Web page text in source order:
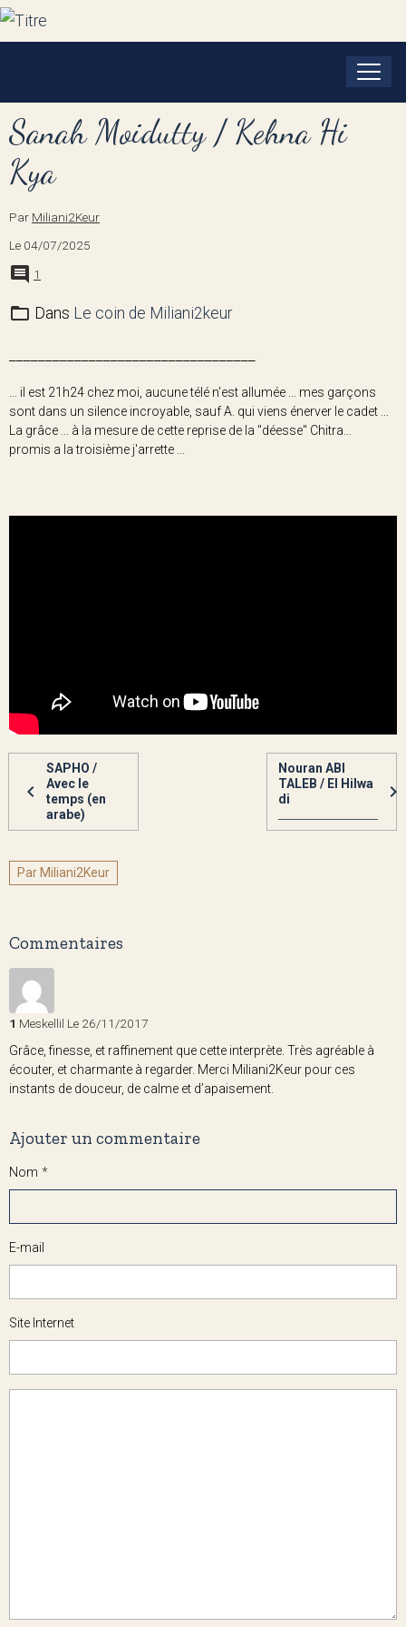
Sanah Moidutty / Kehna Hi
Kya
Par Miliani2Keur
Le 04/07/2025
1
Dans Le coin de Miliani2keur
... il est 21h24 chez moi, aucune télé n'est allumée ... mes garçons
sont dans un silence incroyable, sauf A. qui viens énerver le cadet ...
La grâce ... à la mesure de cette reprise de la "déesse" Chitra...
promis a la troisième j'arrette ...
SAPHO /
Avec le
temps (en
arabe)
Nouran ABI
TALEB / El Hilwa
di
Par Miliani2Keur
Commentaires
1 Meskellil Le 26/11/2017
Grâce, finesse, et raffinement que cette interprète. Très agréable à
écouter, et charmante à regarder. Merci Miliani2Keur pour ces
instants de douceur, de calme et d’apaisement.
Ajouter un commentaire
Nom
E-mail
Site Internet